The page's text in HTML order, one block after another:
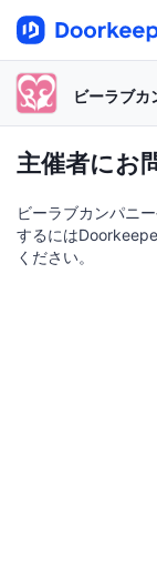
ビーラブカ
主催者にお
ビーラブカンパニ
するには
ください。